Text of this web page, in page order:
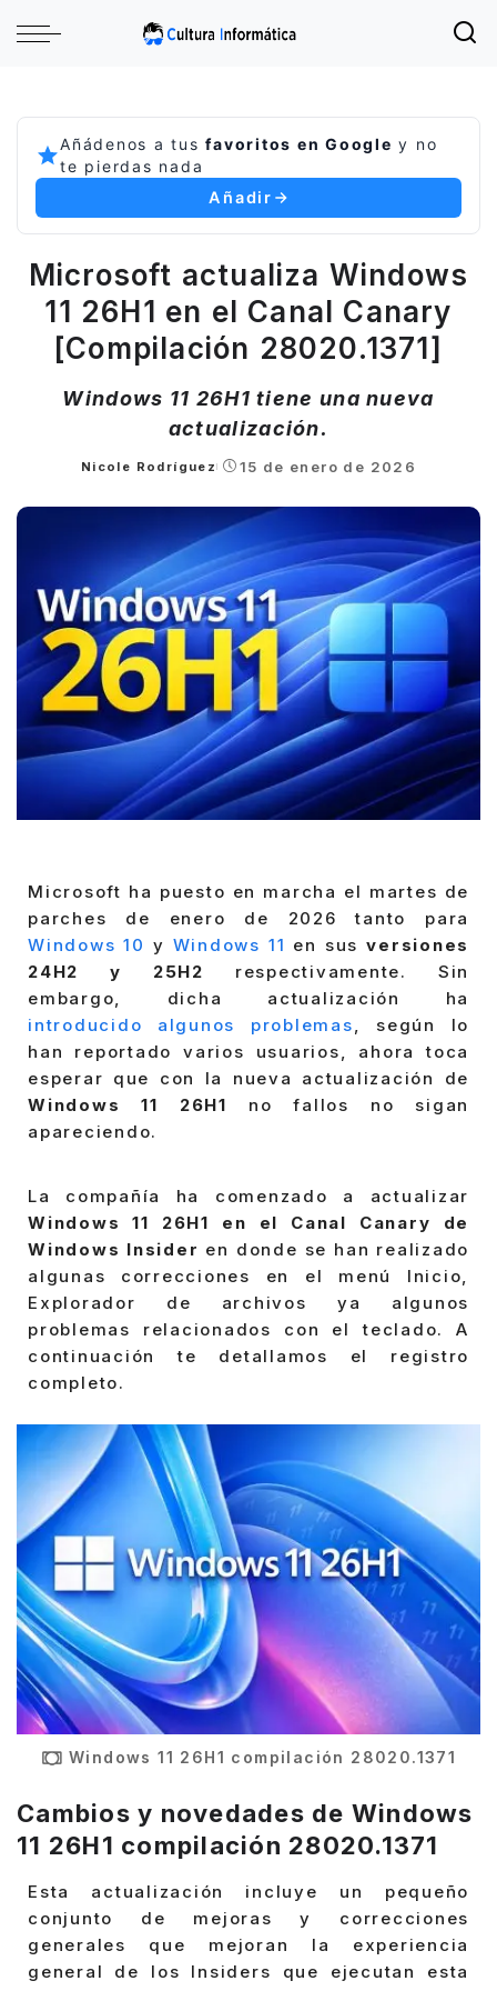
Añádenos a tusfavoritos en Google y no
te pierdas nada
Añadir
Microsoft actualiza Windows
11 26H1 en el Canal Canary
[Compilación 28020.1371]
Windows 11 26H1 tiene una nueva
actualización.
Posted
Nicole Rodríguez 15 de enero de 2026
Microsoft ha puesto en marcha el martes de
parches de enero de 2026 tanto para
Windows 10 y Windows 11 en susversiones
24H2 y 25H2 respectivamente. Sin
embargo, dicha actualización ha
introducido algunos problemas, según lo
han reportado varios usuarios, ahora toca
esperar que con la nueva actualización de
Windows 11 26H1 no fallos no sigan
apareciendo.
La compañía ha comenzado a actualizar
Windows 11 26H1 en el Canal Canary de
Windows Insider en donde se han realizado
algunas correcciones en el menú Inicio,
Explorador de archivos ya algunos
problemas relacionados con el teclado. A
continuación te detallamos el registro
completo.
Windows 11 26H1 compilación 28020.1371
Cambios y novedades de Windows
11 26H1 compilación 28020.1371
Esta actualización incluye un pequeño
conjunto de mejoras y correcciones
generales que mejoran la experiencia
general de los Insiders que ejecutan esta